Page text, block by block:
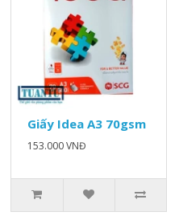
Giấy Idea A3 70gsm
153.000 VNĐ